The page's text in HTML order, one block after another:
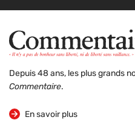
Depuis 48 ans, les plus grands
Commentaire.
En savoir plus
sur la revue